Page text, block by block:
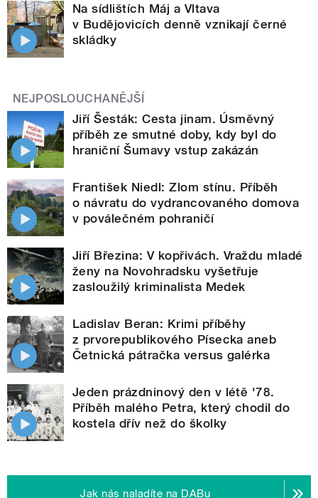
Na sídlištích Máj a Vltava
v Budějovicích denně vznikají černé
skládky
NEJPOSLOUCHANĚJŠÍ
Jiří Šesták: Cesta jinam. Úsměvný
příběh ze smutné doby, kdy byl do
hraniční Šumavy vstup zakázán
František Niedl: Zlom stínu. Příběh
o návratu do vydrancovaného domova
v poválečném pohraničí
Jiří Březina: V kopřivách. Vraždu mladé
ženy na Novohradsku vyšetřuje
zasloužilý kriminalista Medek
Ladislav Beran: Krimi příběhy
z prvorepublikového Písecka aneb
Četnická pátračka versus galérka
Jeden prázdninový den v létě '78.
Příběh malého Petra, který chodil do
kostela dřív než do školky
Jak nás naladíte na DABu